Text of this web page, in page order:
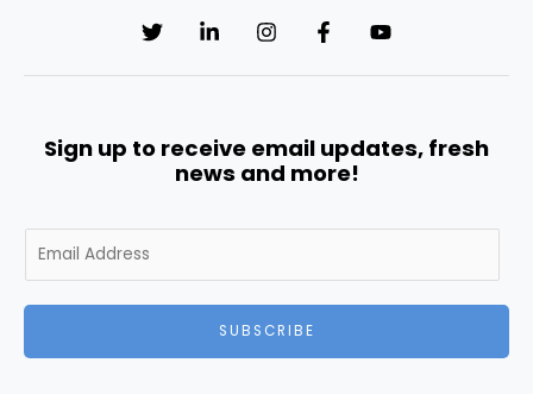
Sign up to receive email updates, fresh
news and more!
m
SUBSCRIBE